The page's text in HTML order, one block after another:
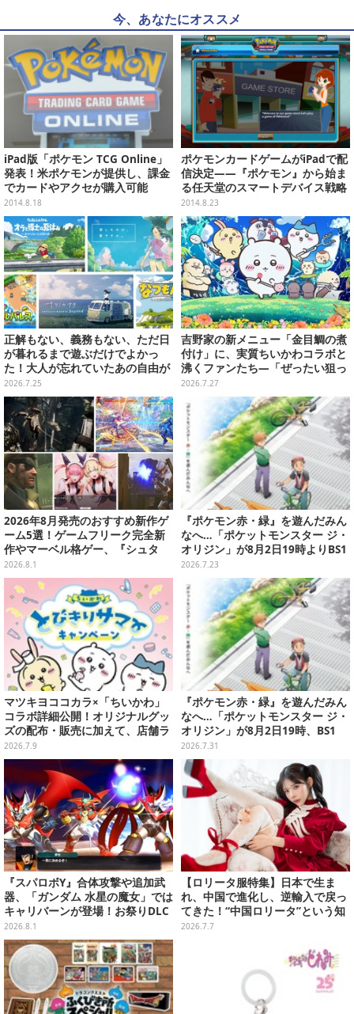
今、あなたにオススメ
iPad版「ポケモン TCG Online」
発表！米ポケモンが提供し、課金
でカードやアクセが購入可能
2014.8.18
ポケモンカードゲームがiPadで配
信決定――『ポケモン』から始ま
る任天堂のスマートデバイス戦略
2014.8.23
正解もない、義務もない、ただ日
が暮れるまで遊ぶだけでよかっ
た！大人が忘れていたあの自由が
蘇るノスタルジー夏休みゲームお
すすめ5選【特集】
2026.7.25
吉野家の新メニュー「金目鯛の煮
付け」に、実質ちいかわコラボと
沸くファンたち―「ぜったい狙っ
ただろ！」「映画公開のタイミン
グで妙だな？」
2026.7.27
2026年8月発売のおすすめ新作ゲ
ーム5選！ゲームフリーク完全新
作やマーベル格ゲー、『シュタ
ゲ』リブートなど注目作が目白押
し【特集】
2026.8.1
『ポケモン赤・緑』を遊んだみん
なへ…「ポケットモンスター ジ・
オリジン」が8月2日19時よりBS1
2・日曜アニメ劇場で放送決定！
2026.7.23
マツキヨココカラ×「ちいかわ」
コラボ詳細公開！オリジナルグッ
ズの配布・販売に加えて、店舗ラ
ッピングや”花火打ち上げ”まで盛
り沢山
2026.7.9
『ポケモン赤・緑』を遊んだみん
なへ…「ポケットモンスター ジ・
オリジン」が8月2日19時、BS1
2・日曜アニメ劇場で放送！
2026.7.31
『スパロボY』合体攻撃や追加武
器、「ガンダム 水星の魔女」では
キャリバーンが登場！お祭りDLC
「アニバーサリーエキスパンショ
ンパック」8月5日配信
2026.8.1
【ロリータ服特集】日本で生ま
れ、中国で進化し、逆輸入で戻っ
てきた！“中国ロリータ”という知
られざる巨大カルチャーの今を取
2026.7.7